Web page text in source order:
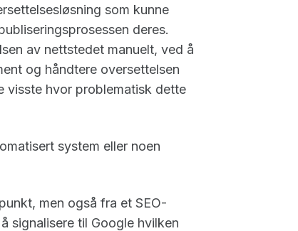
som kunne
deres.
av nettstedet manuelt, ved å
og håndtere oversettelsen
visste hvor problematisk dette
system eller noen
men også fra et SEO-
signalisere til Google hvilken